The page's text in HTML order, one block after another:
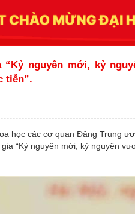
“Kỷ nguyên mới, kỷ
tiễn”.
học các cơ quan Đảng Trung
“Kỷ nguyên mới, kỷ nguyên